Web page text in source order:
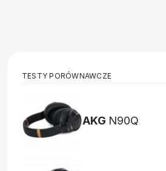
TESTY PORÓWNAWCZE
AKG N90Q